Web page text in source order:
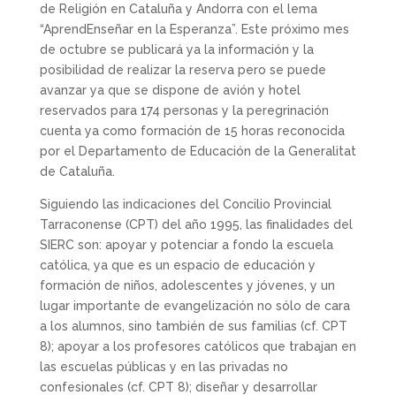
de Religión en Cataluña y Andorra con el lema
“AprendEnseñar en la Esperanza”. Este próximo mes
de octubre se publicará ya la información y la
posibilidad de realizar la reserva pero se puede
avanzar ya que se dispone de avión y hotel
reservados para 174 personas y la peregrinación
cuenta ya como formación de 15 horas reconocida
por el Departamento de Educación de la Generalitat
de Cataluña.
Siguiendo las indicaciones del Concilio Provincial
Tarraconense (CPT) del año 1995, las finalidades del
SIERC son: apoyar y potenciar a fondo la escuela
católica, ya que es un espacio de educación y
formación de niños, adolescentes y jóvenes, y un
lugar importante de evangelización no sólo de cara
a los alumnos, sino también de sus familias (cf. CPT
8); apoyar a los profesores católicos que trabajan en
las escuelas públicas y en las privadas no
confesionales (cf. CPT 8); diseñar y desarrollar